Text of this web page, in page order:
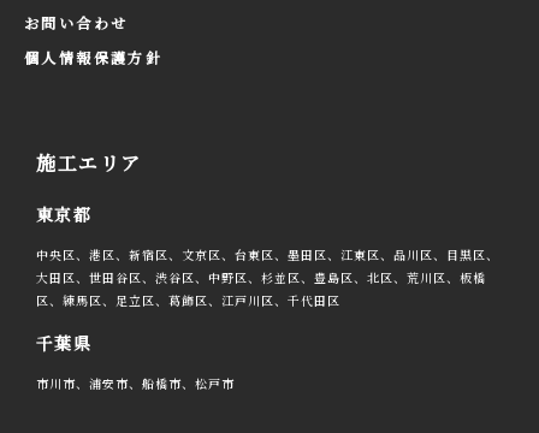
お問い合わせ
個人情報保護方針
施工エリア
東京都
中央区、港区、新宿区、文京区、台東区、墨田区、江東区、品川区、目黒区、
大田区、世田谷区、渋谷区、中野区、杉並区、豊島区、北区、荒川区、板橋
区、練馬区、足立区、葛飾区、江戸川区、千代田区
千葉県
市川市、浦安市、船橋市、松戸市